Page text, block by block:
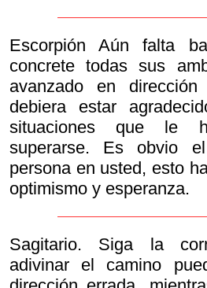
Escorpión Aún falta
concrete todas sus
avanzado en
debiera estar
situaciones que le
superarse. Es obvio
persona en usted, esto
optimismo y esperanza.
Sagitario. Siga la
adivinar el camino